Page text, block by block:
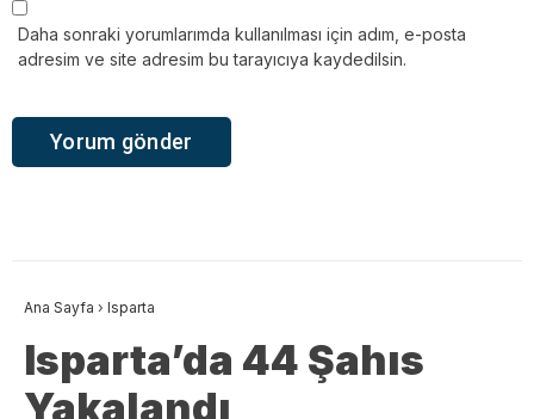
Daha sonraki yorumlarımda kullanılması için adım, e-posta
adresim ve site adresim bu tarayıcıya kaydedilsin.
Ana Sayfa › Isparta
Isparta’da 44 Şahıs
Yakalandı